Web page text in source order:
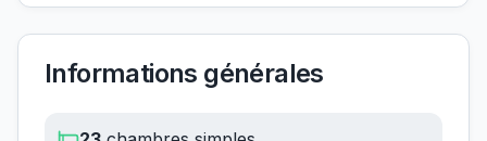
Informations générales